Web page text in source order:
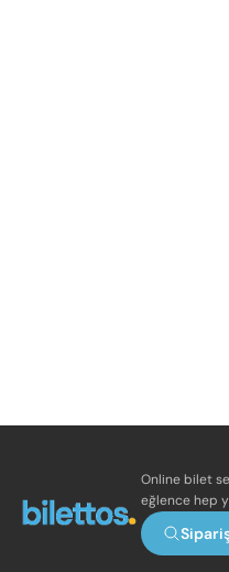
Online bilet
eğlence hep